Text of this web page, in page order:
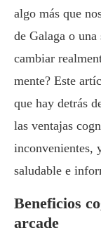
algo más que
de Galaga o
cambiar
mente? Este
que hay detrás
las ventajas
inconvenientes,
saludable e
Beneficios
arcade